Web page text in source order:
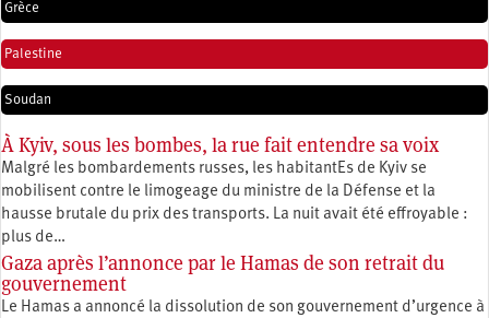
Grèce
Palestine
Soudan
À Kyiv, sous les bombes, la rue fait entendre sa voix
Malgré les bombardements russes, les habitantEs de Kyiv se
mobilisent contre le limogeage du ministre de la Défense et la
hausse brutale du prix des transports. La nuit avait été effroyable :
plus de…
Gaza après l’annonce par le Hamas de son retrait du
gouvernement
Le Hamas a annoncé la dissolution de son gouvernement d’urgence à